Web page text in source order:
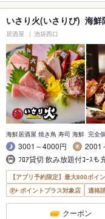
いさり火(いさりび) 海鮮
居酒屋 池袋西口
海鮮居酒屋 焼き鳥 寿司 海鮮 完全
3001～4000円
2001
ﾌﾛｱ貸切 飲み放題付ｺｰｽ
【アプリ予約限定】最大800ポイ
ポイントプラス対象店
適格
クーポン